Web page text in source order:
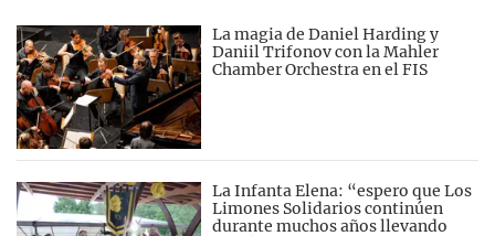
La magia de Daniel Harding y
Daniil Trifonov con la Mahler
Chamber Orchestra en el FIS
La Infanta Elena: “espero que Los
Limones Solidarios continúen
durante muchos años llevando